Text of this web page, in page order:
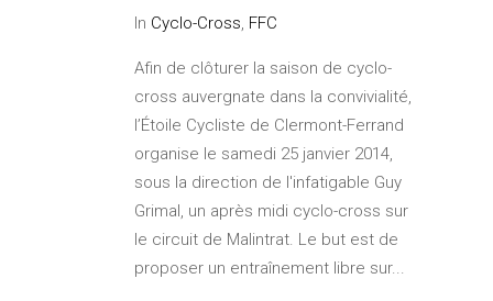
In Cyclo-Cross FFC
Afin de clôturer la saison de cyclo-
cross auvergnate dans la convivialité,
l’Étoile Cycliste de Clermont-Ferrand
organise le samedi 25 janvier 2014,
sous la direction de l'infatigable Guy
Grimal, un après midi cyclo-cross sur
le circuit de Malintrat. Le but est de
proposer un entraînement libre sur...